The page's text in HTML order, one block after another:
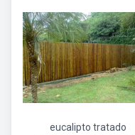
eucalipto tratado